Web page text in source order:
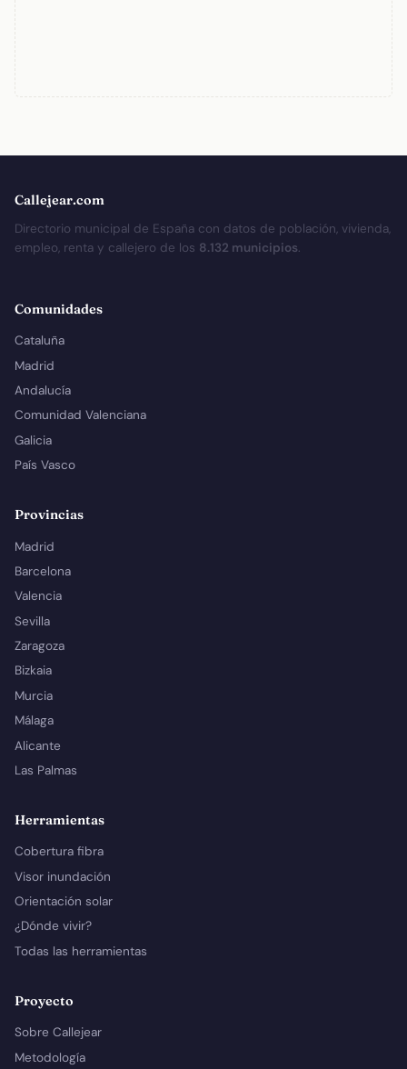
Callejear.com
Directorio municipal de España con datos de población, vivienda,
empleo, renta y callejero de los 8.132 municipios.
Comunidades
Cataluña
Madrid
Andalucía
Comunidad Valenciana
Galicia
País Vasco
Provincias
Madrid
Barcelona
Valencia
Sevilla
Zaragoza
Bizkaia
Murcia
Málaga
Alicante
Las Palmas
Herramientas
Cobertura fibra
Visor inundación
Orientación solar
¿Dónde vivir?
Todas las herramientas
Proyecto
Sobre Callejear
Metodología